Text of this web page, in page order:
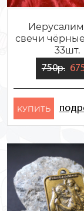
свечи
33шт.
750р.
KУПИТЬ